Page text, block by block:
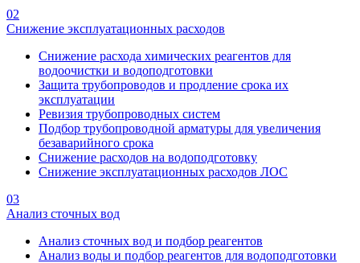
02
Снижение эксплуатационных расходов
Снижение расхода химических реагентов для
водоочистки и водоподготовки
Защита трубопроводов и продление срока их
эксплуатации
Ревизия трубопроводных систем
Подбор трубопроводной арматуры для увеличения
безаварийного срока
Снижение расходов на водоподготовку
Снижение эксплуатационных расходов ЛОС
03
Анализ сточных вод
Анализ сточных вод и подбор реагентов
Анализ воды и подбор реагентов для водоподготовки